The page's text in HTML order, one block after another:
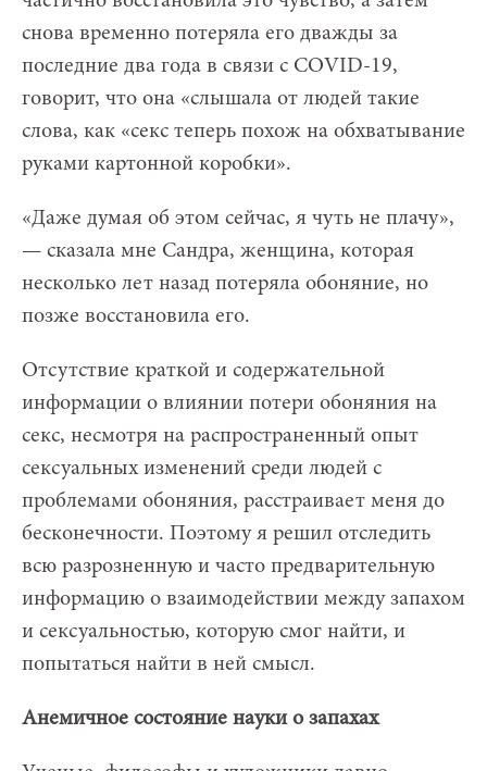
снова временно потеряла его дважды за
последние два года в связи с COVID-19,
говорит, что она «слышала от людей такие
слова, как «секс теперь похож на обхватывание
руками картонной коробки».
«Даже думая об этом сейчас, я чуть не плачу»,
— сказала мне Сандра, женщина, которая
несколько лет назад потеряла обоняние, но
позже восстановила его.
Отсутствие краткой и содержательной
информации о влиянии потери обоняния на
секс, несмотря на распространенный опыт
сексуальных изменений среди людей с
проблемами обоняния, расстраивает меня до
бесконечности. Поэтому я решил отследить
всю разрозненную и часто предварительную
информацию о взаимодействии между запахом
и сексуальностью, которую смог найти, и
попытаться найти в ней смысл.
Анемичное состояние науки о запахах